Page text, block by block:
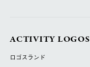
ACTIVITY LOGOS
ロゴスランド